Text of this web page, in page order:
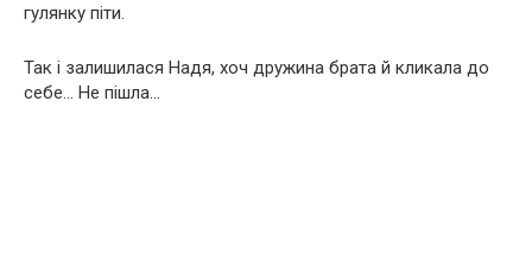
гулянку піти.
Так і залишилася Надя, хоч дружина брата й кликала до
себе… Не пішла…